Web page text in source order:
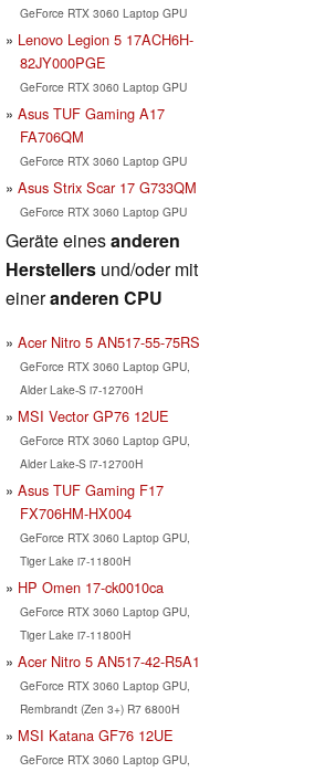
GeForce RTX 3060 Laptop GPU
Lenovo Legion 5 17ACH6H-
82JY000PGE
GeForce RTX 3060 Laptop GPU
Asus TUF Gaming A17
FA706QM
GeForce RTX 3060 Laptop GPU
Asus Strix Scar 17 G733QM
GeForce RTX 3060 Laptop GPU
Geräte einesanderen
Herstellers und/oder mit
eineranderen CPU
Acer Nitro 5 AN517-55-75RS
GeForce RTX 3060 Laptop GPU,
Alder Lake-S i7-12700H
MSI Vector GP76 12UE
GeForce RTX 3060 Laptop GPU,
Alder Lake-S i7-12700H
Asus TUF Gaming F17
FX706HM-HX004
GeForce RTX 3060 Laptop GPU,
Tiger Lake i7-11800H
HP Omen 17-ck0010ca
GeForce RTX 3060 Laptop GPU,
Tiger Lake i7-11800H
Acer Nitro 5 AN517-42-R5A1
GeForce RTX 3060 Laptop GPU,
Rembrandt (Zen 3+) R7 6800H
MSI Katana GF76 12UE
GeForce RTX 3060 Laptop GPU,